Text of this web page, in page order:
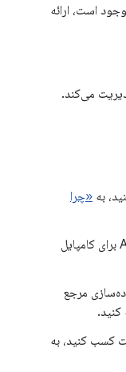
است، ارائه
«چرا
برای مطالعه در مورد نحوه استفاده از AVF برای کامپایل
مرجع
کنید.
کسب کنید، به